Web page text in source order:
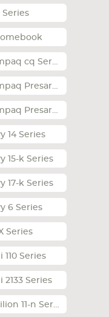
Series
Compaq cq Series
Compaq Presario CQ Series
Compaq Presario v Series
14 Series
15-k Series
17-k Series
6 Series
Series
110 Series
2133 Series
Pavilion 11-n Series